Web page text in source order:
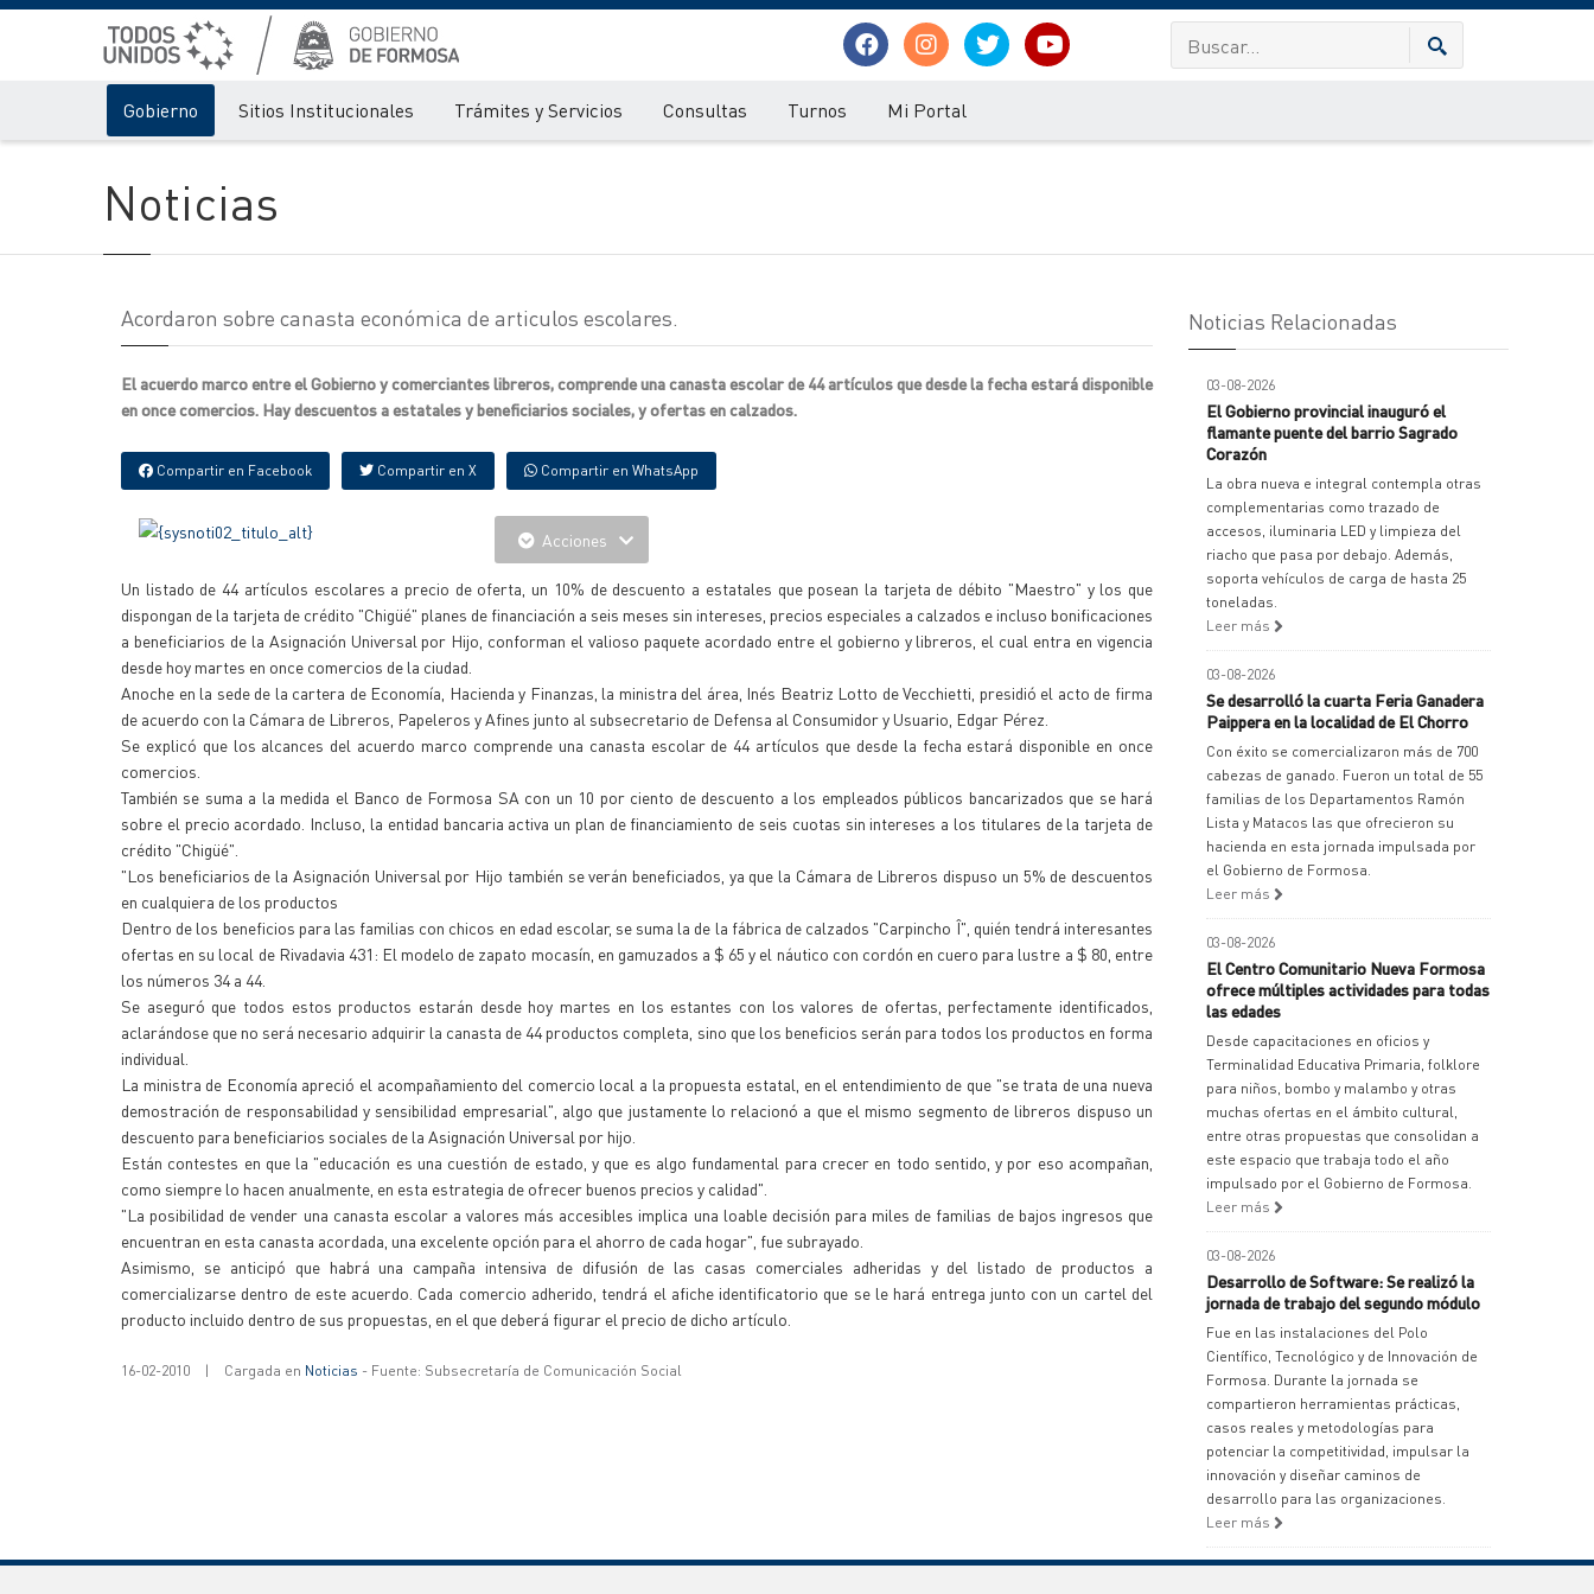
Gobierno Sitios Institucionales Trámites y Servicios Consultas Turnos Mi Portal
Noticias
Acordaron sobre canasta económica de articulos escolares.
El acuerdo marco entre el Gobierno y comerciantes libreros, comprende una canasta escolar de 44 artículos que desde la fecha estará disponible
en once comercios. Hay descuentos a estatales y beneficiarios sociales, y ofertas en calzados.
Compartir en Facebook Compartir en X Compartir en WhatsApp
Acciones
Un listado de 44 artículos escolares a precio de oferta, un 10% de descuento a estatales que posean la tarjeta de débito "Maestro" y los que
dispongan de la tarjeta de crédito "Chigüé" planes de financiación a seis meses sin intereses, precios especiales a calzados e incluso bonificaciones
a beneficiarios de la Asignación Universal por Hijo, conforman el valioso paquete acordado entre el gobierno y libreros, el cual entra en vigencia
desde hoy martes en once comercios de la ciudad.
Anoche en la sede de la cartera de Economía, Hacienda y Finanzas, la ministra del área, Inés Beatriz Lotto de Vecchietti, presidió el acto de firma
de acuerdo con la Cámara de Libreros, Papeleros y Afines junto al subsecretario de Defensa al Consumidor y Usuario, Edgar Pérez.
Se explicó que los alcances del acuerdo marco comprende una canasta escolar de 44 artículos que desde la fecha estará disponible en once
comercios.
También se suma a la medida el Banco de Formosa SA con un 10 por ciento de descuento a los empleados públicos bancarizados que se hará
sobre el precio acordado. Incluso, la entidad bancaria activa un plan de financiamiento de seis cuotas sin intereses a los titulares de la tarjeta de
crédito "Chigüé".
"Los beneficiarios de la Asignación Universal por Hijo también se verán beneficiados, ya que la Cámara de Libreros dispuso un 5% de descuentos
en cualquiera de los productos
Dentro de los beneficios para las familias con chicos en edad escolar, se suma la de la fábrica de calzados "Carpincho Î", quién tendrá interesantes
ofertas en su local de Rivadavia 431: El modelo de zapato mocasín, en gamuzados a $ 65 y el náutico con cordón en cuero para lustre a $ 80, entre
los números 34 a 44.
Se aseguró que todos estos productos estarán desde hoy martes en los estantes con los valores de ofertas, perfectamente identificados,
aclarándose que no será necesario adquirir la canasta de 44 productos completa, sino que los beneficios serán para todos los productos en forma
individual.
La ministra de Economía apreció el acompañamiento del comercio local a la propuesta estatal, en el entendimiento de que "se trata de una nueva
demostración de responsabilidad y sensibilidad empresarial", algo que justamente lo relacionó a que el mismo segmento de libreros dispuso un
descuento para beneficiarios sociales de la Asignación Universal por hijo.
Están contestes en que la "educación es una cuestión de estado, y que es algo fundamental para crecer en todo sentido, y por eso acompañan,
como siempre lo hacen anualmente, en esta estrategia de ofrecer buenos precios y calidad".
"La posibilidad de vender una canasta escolar a valores más accesibles implica una loable decisión para miles de familias de bajos ingresos que
encuentran en esta canasta acordada, una excelente opción para el ahorro de cada hogar", fue subrayado.
Asimismo, se anticipó que habrá una campaña intensiva de difusión de las casas comerciales adheridas y del listado de productos a
comercializarse dentro de este acuerdo. Cada comercio adherido, tendrá el afiche identificatorio que se le hará entrega junto con un cartel del
producto incluido dentro de sus propuestas, en el que deberá figurar el precio de dicho artículo.
16-02-2010 | Cargada en Noticias - Fuente: Subsecretaría de Comunicación Social
Noticias Relacionadas
03-08-2026
El Gobierno provincial inauguró el
flamante puente del barrio Sagrado
Corazón
La obra nueva e integral contempla otras
complementarias como trazado de
accesos, iluminaria LED y limpieza del
riacho que pasa por debajo. Además,
soporta vehículos de carga de hasta 25
toneladas.
Leer más
03-08-2026
Se desarrolló la cuarta Feria Ganadera
Paippera en la localidad de El Chorro
Con éxito se comercializaron más de 700
cabezas de ganado. Fueron un total de 55
familias de los Departamentos Ramón
Lista y Matacos las que ofrecieron su
hacienda en esta jornada impulsada por
el Gobierno de Formosa.
Leer más
03-08-2026
El Centro Comunitario Nueva Formosa
ofrece múltiples actividades para todas
las edades
Desde capacitaciones en oficios y
Terminalidad Educativa Primaria, folklore
para niños, bombo y malambo y otras
muchas ofertas en el ámbito cultural,
entre otras propuestas que consolidan a
este espacio que trabaja todo el año
impulsado por el Gobierno de Formosa.
Leer más
03-08-2026
Desarrollo de Software: Se realizó la
jornada de trabajo del segundo módulo
Fue en las instalaciones del Polo
Científico, Tecnológico y de Innovación de
Formosa. Durante la jornada se
compartieron herramientas prácticas,
casos reales y metodologías para
potenciar la competitividad, impulsar la
innovación y diseñar caminos de
desarrollo para las organizaciones.
Leer más